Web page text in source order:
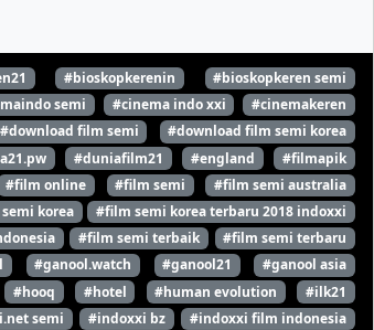
#bioskopkerenin
#bioskopkeren semi
semi #cinema indo xxi
#cinemakeren
#download film semi
#download film semi korea
#duniafilm21 #england
#filmapik
#film online #film semi
#film semi australia
korea
#film semi korea terbaru 2018 indoxxi
#film semi terbaik
#film semi terbaru
#ganool.watch #ganool21
#ganool asia
#hooq #hotel #human evolution
#ilk21
semi #indoxxi bz
#indoxxi film indonesia